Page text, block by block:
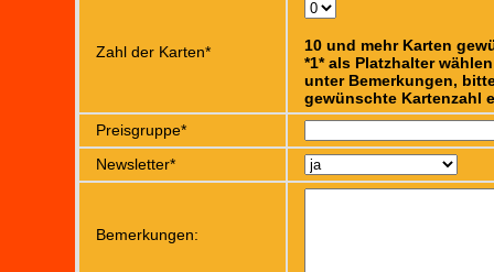
Zahl der Karten*
10 und mehr Karten
*1* als Platzhalter
unter Bemerkungen,
gewünschte Kartenzahl
Preisgruppe*
Newsletter*
Bemerkungen: